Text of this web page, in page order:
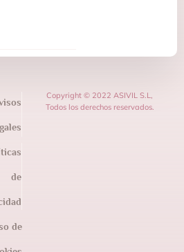
de
de
Copyright © 2022 ASIVIL S.L,
Todos los derechos reservados.